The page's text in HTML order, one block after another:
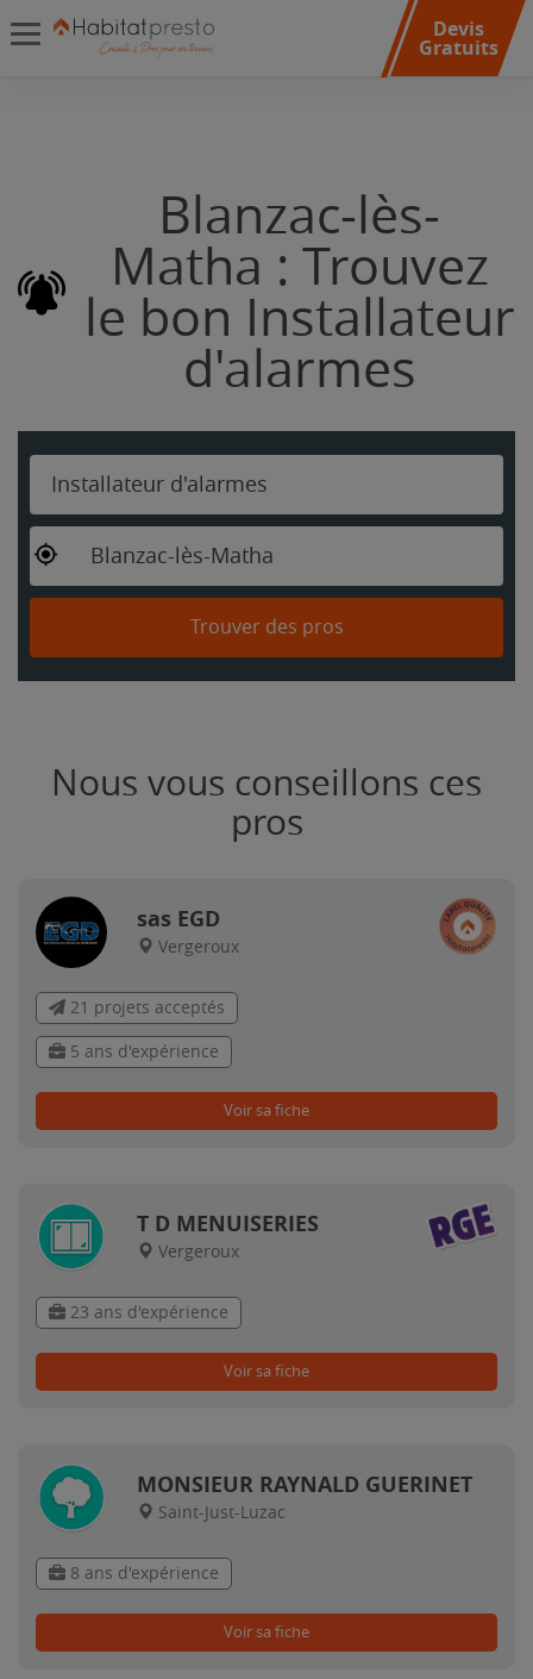
Devis
Gratuits
Blanzac-lès-
Matha : Trouvez
le bon Installateur
d'alarmes
Installateur d'alarmes
Blanzac-lès-Matha
Trouver des pros
Nous vous conseillons ces
pros
sas EGD
Vergeroux
21 projets acceptés
5 ans d'expérience
Voir sa fiche
T D MENUISERIES
Vergeroux
23 ans d'expérience
Voir sa fiche
MONSIEUR RAYNALD GUERINET
Saint-Just-Luzac
8 ans d'expérience
Voir sa fiche